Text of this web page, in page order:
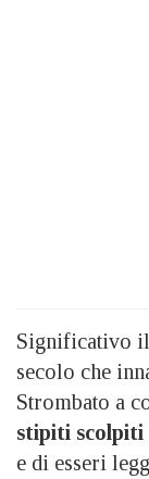
Significativo
secolo che
Strombato a
stipiti scolpiti
e di esseri